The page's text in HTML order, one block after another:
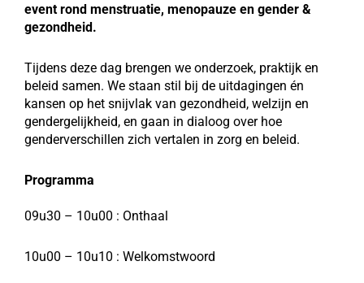
event rond menstruatie, menopauze en gender &
gezondheid.
Tijdens deze dag brengen we onderzoek, praktijk en
beleid samen. We staan stil bij de uitdagingen én
kansen op het snijvlak van gezondheid, welzijn en
gendergelijkheid, en gaan in dialoog over hoe
genderverschillen zich vertalen in zorg en beleid.
Programma
09u30 – 10u00 : Onthaal
10u00 – 10u10 : Welkomstwoord